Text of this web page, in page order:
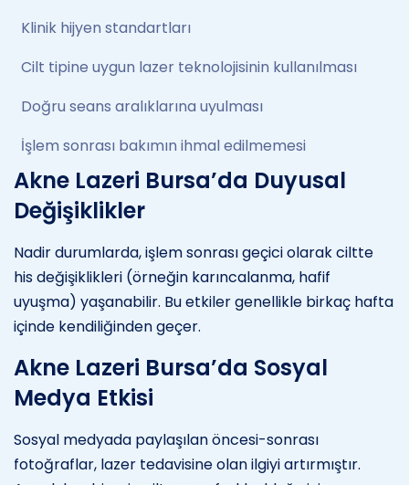
Klinik hijyen standartları
Cilt tipine uygun lazer teknolojisinin kullanılması
Doğru seans aralıklarına uyulması
İşlem sonrası bakımın ihmal edilmemesi
Akne Lazeri Bursa’da Duyusal
Değişiklikler
Nadir durumlarda, işlem sonrası geçici olarak ciltte
his değişiklikleri (örneğin karıncalanma, hafif
uyuşma) yaşanabilir. Bu etkiler genellikle birkaç hafta
içinde kendiliğinden geçer.
Akne Lazeri Bursa’da Sosyal
Medya Etkisi
Sosyal medyada paylaşılan öncesi-sonrası
fotoğraflar, lazer tedavisine olan ilgiyi artırmıştır.